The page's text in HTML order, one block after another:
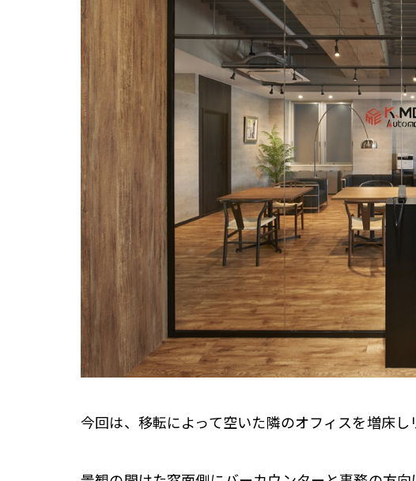
今回は、移転によって空いた隣のオフィスを増床し